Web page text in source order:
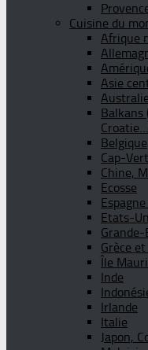
Cuisine du
Afrique
Asie
Australie
Balkans
Belgique
Cap-Vert
Chine,
Ecosse
Etats-
Grèce
Île
Inde
Irlande
Italie
Japon,